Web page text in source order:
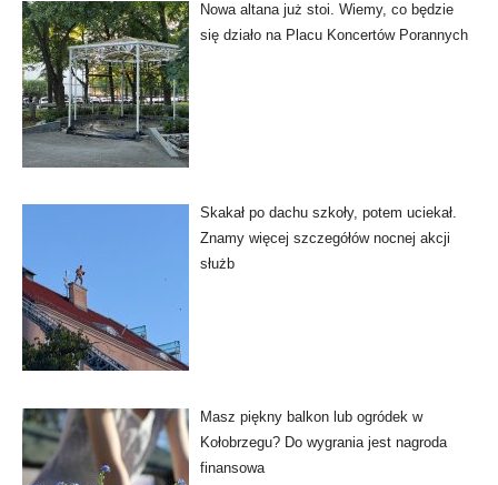
Nowa altana już stoi. Wiemy, co będzie
się działo na Placu Koncertów Porannych
Skakał po dachu szkoły, potem uciekał.
Znamy więcej szczegółów nocnej akcji
służb
Masz piękny balkon lub ogródek w
Kołobrzegu? Do wygrania jest nagroda
finansowa